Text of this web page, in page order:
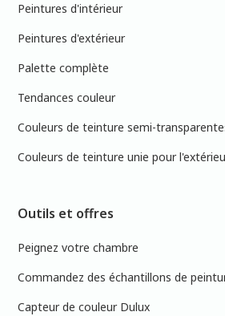
Peintures d'intérieur
Peintures d'extérieur
Palette complète
Tendances couleur
Couleurs de teinture semi-
Couleurs de teinture unie pour
Outils et offres
Peignez votre chambre
Commandez des échantillons de
Capteur de couleur Dulux